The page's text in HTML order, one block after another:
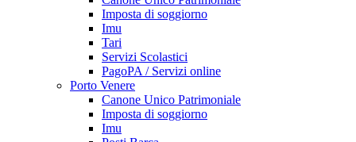
Imposta di soggiorno
Imu
Tari
Servizi Scolastici
PagoPA / Servizi online
Porto Venere
Canone Unico Patrimoniale
Imposta di soggiorno
Imu